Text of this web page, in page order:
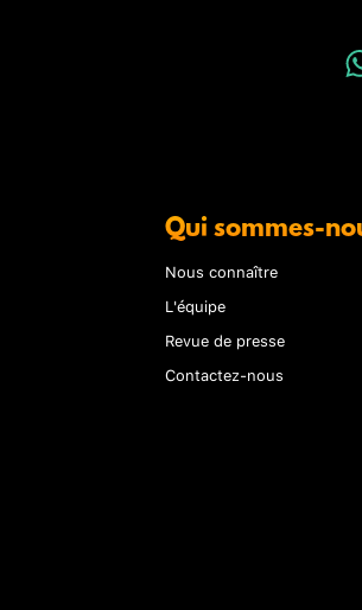
Qui sommes-
Nous connaître
L'équipe
Revue de presse
Contactez-nous